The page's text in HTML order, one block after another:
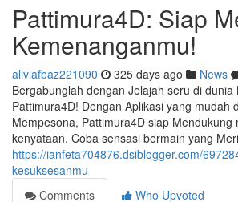
Pattimura4D: Siap
Kemenanganmu!
aliviafbaz221090 325 days ago News
Bergabunglah dengan Jelajah seru di
Pattimura4D! Dengan Aplikasi yang mudah
Mempesona, Pattimura4D siap Mendukung
kenyataan. Coba sensasi bermain yang
https://ianfeta704876.dsiblogger.com/
kesuksesanmu
Comments
Who Upvoted